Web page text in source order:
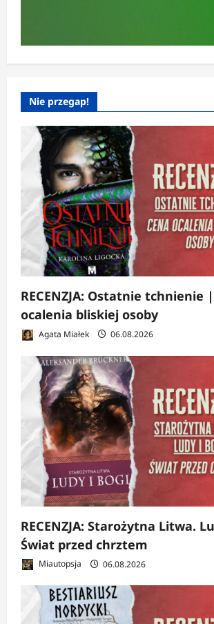
Nie przegap!
RECENZJA: Ostatnie tchnienie
ocalenia bliskiej osoby
Agata Miałek 06.08.2026
RECENZJA: Starożytna Litwa.
Świat przed chrztem
Miautopsja 06.08.2026